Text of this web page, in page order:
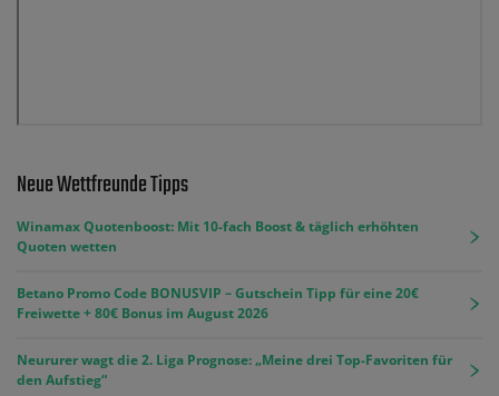
Neue Wettfreunde Tipps
Winamax Quotenboost: Mit 10-fach Boost & täglich erhöhten
Quoten wetten
Betano Promo Code BONUSVIP – Gutschein Tipp für eine 20€
Freiwette + 80€ Bonus im August 2026
Neururer wagt die 2. Liga Prognose: „Meine drei Top-Favoriten für
den Aufstieg“